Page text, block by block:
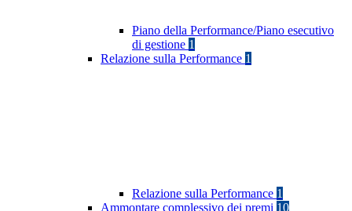
Piano della Performance/Piano esecutivo
di gestione 1
Relazione sulla Performance 1
Relazione sulla Performance 1
Ammontare complessivo dei premi 10